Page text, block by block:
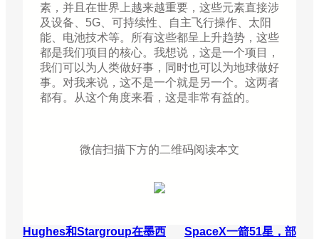
素，并且在世界上越来越重要，这些元素直接涉
及设备、5G、可持续性、自主飞行操作、太阳
能、电池技术等。所有这些都呈上升趋势，这些
都是我们项目的核心。我想说，这是一个项目，
我们可以为人类做好事，同时也可以为地球做好
事。对我来说，这不是一个就是另一个。这两者
都有。从这个角度来看，这是非常有益的。
微信扫描下方的二维码阅读本文
Hughes和Stargroup在墨西
SpaceX一箭51星，部